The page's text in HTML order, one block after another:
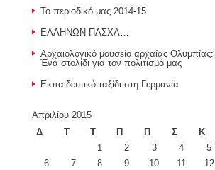
Το περιοδικό μας 2014-15
ΕΛΛΗΝΩΝ ΠΑΣΧΑ…
Αρχαιολογικό μουσείο αρχαίας Ολυμπίας:
Ένα στολίδι για τον πολιτισμό μας
Εκπαιδευτικό ταξίδι στη Γερμανία
Απριλίου 2015
Δ
Τ Τ Π Π Σ Κ
1 2 3 4
5
6
7 8 9 10 11
12